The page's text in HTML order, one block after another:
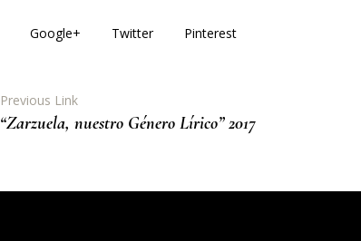
Google+ Twitter Pinterest
Previous Link
“Zarzuela, nuestro Género Lírico” 2017